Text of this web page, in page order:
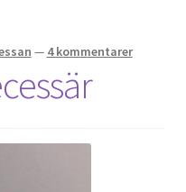
— 4 kommentarer